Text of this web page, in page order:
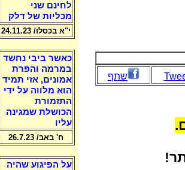
שתף
לחינם שני
מכליות של דלק
י"א בכסלו/ 24.11.23
כאשר ביבי נחשד
במרמה והפרת
אמונים, אזי תמיד
הוא מלווה על ידי
התזמורת
הכושלת שמגינה
עליו
ח' באב/ 26.7.23
על הפיגוע שהיה